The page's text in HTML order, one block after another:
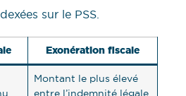
sur le PSS.
Exonération fiscale
Montant le plus élevé
entre l’indemnité légale